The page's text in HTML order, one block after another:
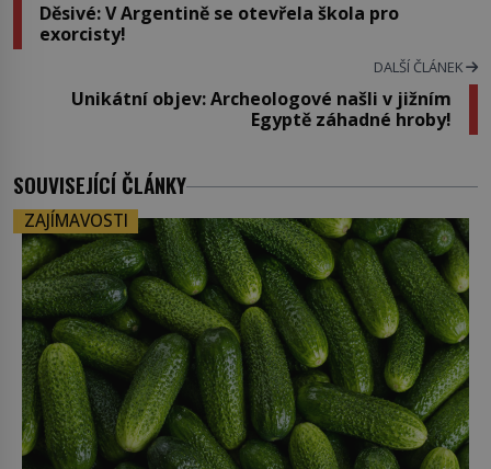
Děsivé: V Argentině se otevřela škola pro
exorcisty!
DALŠÍ ČLÁNEK
Unikátní objev: Archeologové našli v jižním
Egyptě záhadné hroby!
SOUVISEJÍCÍ ČLÁNKY
ZAJÍMAVOSTI